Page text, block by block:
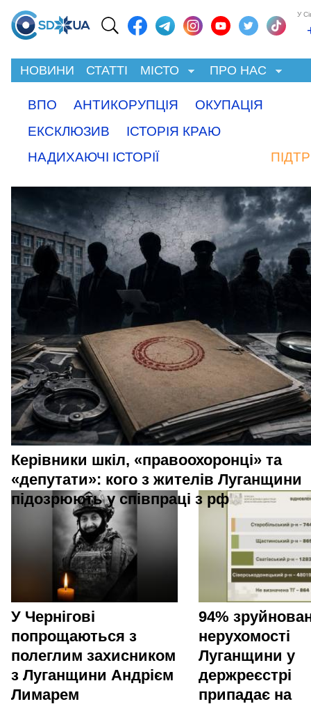
У
НОВИНИ СТАТТІ МІСТО ПРО НАС
ВПО АНТИКОРУПЦІЯ
ОКУПАЦІЯ
ЕКСКЛЮЗИВ
ІСТОРІЯ КРАЮ
НАДИХАЮЧІ ІСТОРІЇ
Керівники шкіл, «правоохоронці» та
«депутати»: кого з жителів Луганщини
підозрюють у співпраці з рф
У Чернігові
попрощаються з
полеглим захисником
з Луганщини Андрієм
Лимарем
94%
нерухомості
Луганщини у
держреєстрі
припадає на